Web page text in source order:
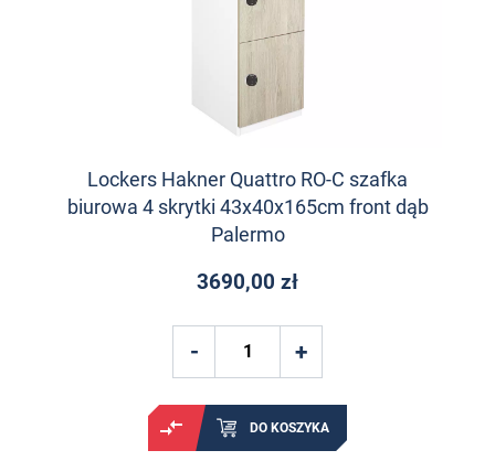
Lockers Hakner Quattro RO-C szafka
biurowa 4 skrytki 43x40x165cm front dąb
Palermo
3690,00 zł
DO KOSZYKA